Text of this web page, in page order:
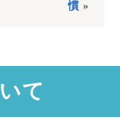
慣 »
て